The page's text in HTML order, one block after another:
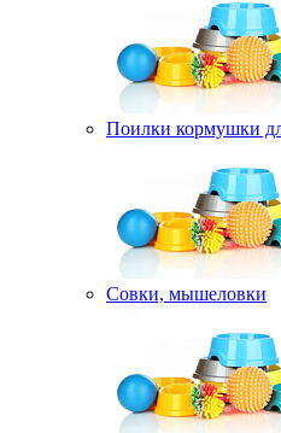
Поилки кормушки
Совки, мышеловки